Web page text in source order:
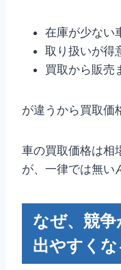
在庫が少ない
取り扱いが得
買取から販売
が違うから買取価
車の買取価格は相
が、一律では無い
なぜ、競
出やすく